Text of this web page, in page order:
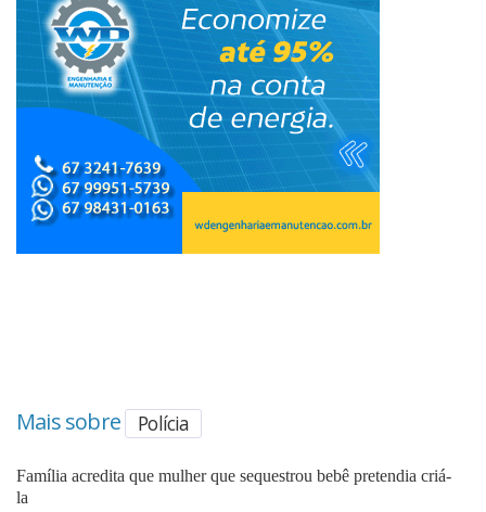
Mais sobre Polícia
Família acredita que mulher que sequestrou bebê pretendia criá-
la